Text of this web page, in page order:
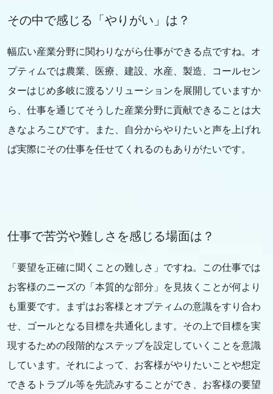
その中で感じる「やりがい」は？
幅広い産業分野に関わりながら仕事ができる点ですね。オ
プティムでは農業、医療、建設、水産、製造、コールセン
ターはじめ多岐に渡るソリューションを展開していますか
ら、仕事を通じてそうした産業分野に貢献できることは大
きなよろこびです。また、自分からやりたいと声を上げれ
ば実際にその仕事を任せてくれるのもありがたいです。
仕事で苦労や難しさを感じる場面は？
「要望を正確に聞くことの難しさ」ですね。この仕事では
お客様のニーズの「本質的な部分」を見抜くことが何より
も重要です。まずはお客様とオプティムの意識をすり合わ
せ、ゴールとなる目標を共通化します。その上で目標を実
現するための段階的なステップを設定していくことを意識
しています。それによって、お客様がやりたいことや想定
できるトラブル等を先読みすることができ、お客様の要望